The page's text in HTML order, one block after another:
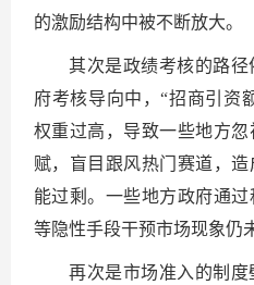
的激励结构中被不断放大。
其次是政绩考核的路
府考核导向中，“招商引资
权重过高，导致一些地方
赋，盲目跟风热门赛道，
能过剩。一些地方政府通
等隐性手段干预市场现象仍
再次是市场准入的制